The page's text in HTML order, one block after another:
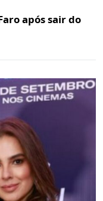
após sair do